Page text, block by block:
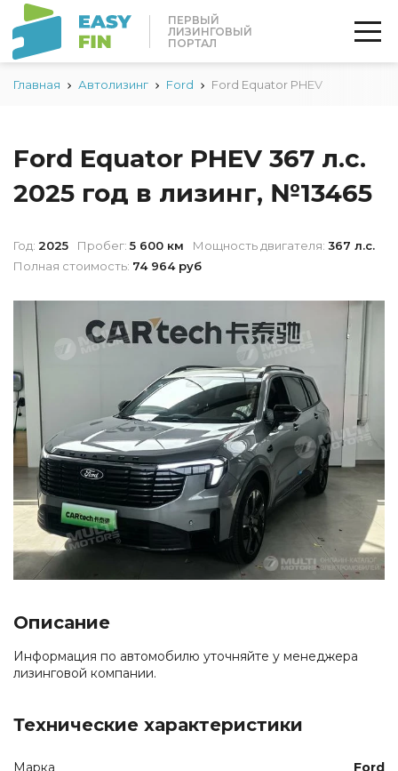
ПЕРВЫЙ
ЛИЗИНГОВЫЙ
ПОРТАЛ
Главная Автолизинг Ford Ford Equator PHEV
Ford Equator PHEV 367 л.с.
2025 год в лизинг, №13465
Год: 2025 Пробег: 5 600 км Мощность двигателя: 367 л.с.
Полная стоимость: 74 964 руб
Описание
Информация по автомобилю уточняйте у менеджера
лизинговой компании.
Технические характеристики
Марка Ford